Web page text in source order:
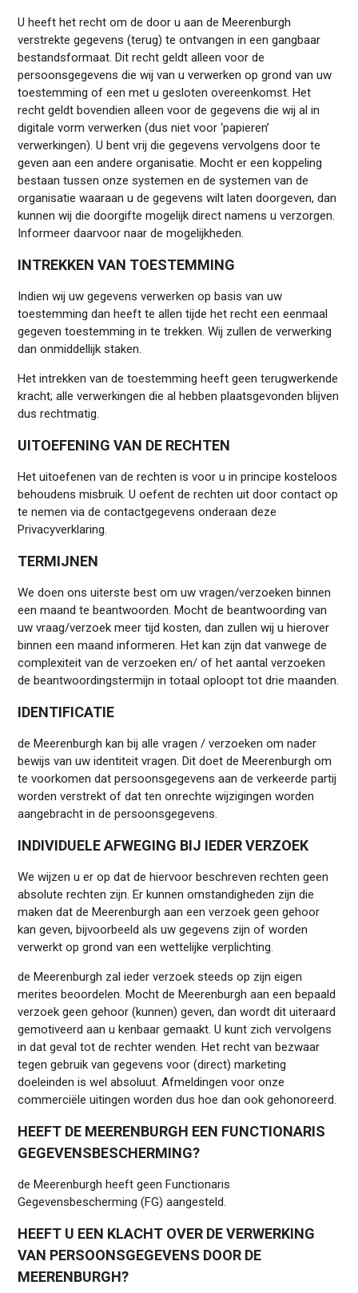
U heeft het recht om de door u aan de Meerenburgh
verstrekte gegevens (terug) te ontvangen in een gangbaar
bestandsformaat. Dit recht geldt alleen voor de
persoonsgegevens die wij van u verwerken op grond van uw
toestemming of een met u gesloten overeenkomst. Het
recht geldt bovendien alleen voor de gegevens die wij al in
digitale vorm verwerken (dus niet voor ‘papieren’
verwerkingen). U bent vrij die gegevens vervolgens door te
geven aan een andere organisatie. Mocht er een koppeling
bestaan tussen onze systemen en de systemen van de
organisatie waaraan u de gegevens wilt laten doorgeven, dan
kunnen wij die doorgifte mogelijk direct namens u verzorgen.
Informeer daarvoor naar de mogelijkheden.
INTREKKEN VAN TOESTEMMING
Indien wij uw gegevens verwerken op basis van uw
toestemming dan heeft te allen tijde het recht een eenmaal
gegeven toestemming in te trekken. Wij zullen de verwerking
dan onmiddellijk staken.
Het intrekken van de toestemming heeft geen terugwerkende
kracht; alle verwerkingen die al hebben plaatsgevonden blijven
dus rechtmatig.
UITOEFENING VAN DE RECHTEN
Het uitoefenen van de rechten is voor u in principe kosteloos
behoudens misbruik. U oefent de rechten uit door contact op
te nemen via de contactgegevens onderaan deze
Privacyverklaring.
TERMIJNEN
We doen ons uiterste best om uw vragen/verzoeken binnen
een maand te beantwoorden. Mocht de beantwoording van
uw vraag/verzoek meer tijd kosten, dan zullen wij u hierover
binnen een maand informeren. Het kan zijn dat vanwege de
complexiteit van de verzoeken en/ of het aantal verzoeken
de beantwoordingstermijn in totaal oploopt tot drie maanden.
IDENTIFICATIE
de Meerenburgh kan bij alle vragen / verzoeken om nader
bewijs van uw identiteit vragen. Dit doet de Meerenburgh om
te voorkomen dat persoonsgegevens aan de verkeerde partij
worden verstrekt of dat ten onrechte wijzigingen worden
aangebracht in de persoonsgegevens.
INDIVIDUELE AFWEGING BIJ IEDER VERZOEK
We wijzen u er op dat de hiervoor beschreven rechten geen
absolute rechten zijn. Er kunnen omstandigheden zijn die
maken dat de Meerenburgh aan een verzoek geen gehoor
kan geven, bijvoorbeeld als uw gegevens zijn of worden
verwerkt op grond van een wettelijke verplichting.
de Meerenburgh zal ieder verzoek steeds op zijn eigen
merites beoordelen. Mocht de Meerenburgh aan een bepaald
verzoek geen gehoor (kunnen) geven, dan wordt dit uiteraard
gemotiveerd aan u kenbaar gemaakt. U kunt zich vervolgens
in dat geval tot de rechter wenden. Het recht van bezwaar
tegen gebruik van gegevens voor (direct) marketing
doeleinden is wel absoluut. Afmeldingen voor onze
commerciële uitingen worden dus hoe dan ook gehonoreerd.
HEEFT DE MEERENBURGH EEN FUNCTIONARIS
GEGEVENSBESCHERMING?
de Meerenburgh heeft geen Functionaris
Gegevensbescherming (FG) aangesteld.
HEEFT U EEN KLACHT OVER DE VERWERKING
VAN PERSOONSGEGEVENS DOOR DE
MEERENBURGH?